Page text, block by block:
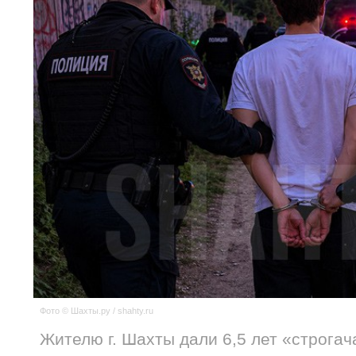
Фото © Шахты.ру / shahty.ru
Жителю г. Шахты дали 6,5 лет